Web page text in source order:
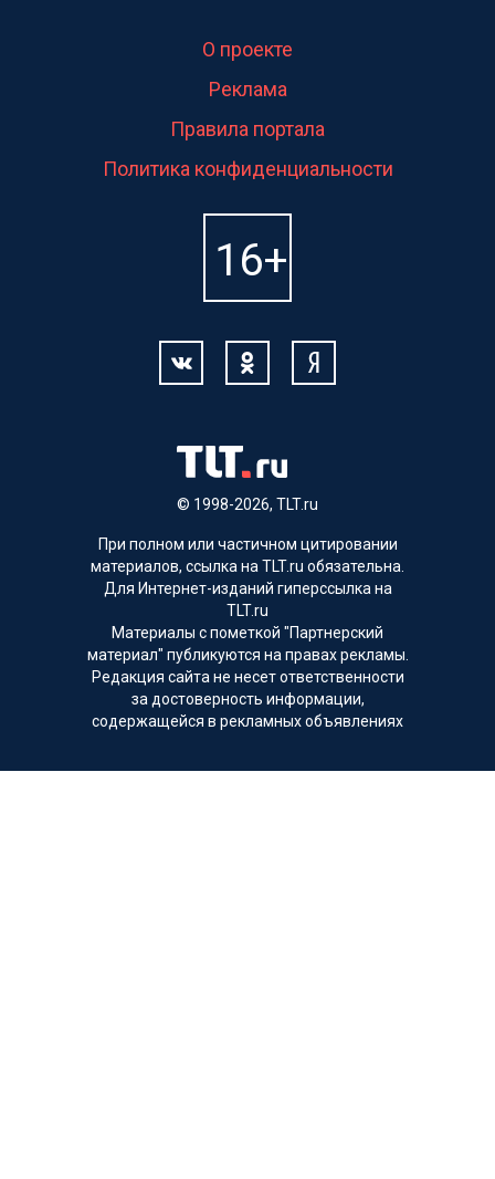
© 1998-2026, TLT.ru
О проекте
Реклама
Правила портала
Политика конфиденциальности
При полном или частичном цитировании
материалов, ссылка на TLT.ru обязательна.
Для Интернет-изданий гиперссылка на
TLT.ru
Материалы с пометкой "Партнерский
материал" публикуются на правах рекламы.
Редакция сайта не несет ответственности
за достоверность информации,
содержащейся в рекламных объявлениях